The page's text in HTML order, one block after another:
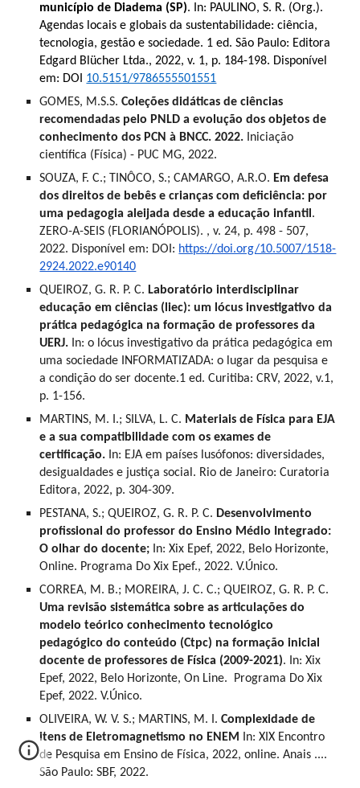
município de Diadema (SP). In: PAULINO, S. R. (Org.).
Agendas locais e globais da sustentabilidade: ciência,
tecnologia, gestão e sociedade. 1 ed. São Paulo: Editora
Edgard Blücher Ltda., 2022, v. 1, p. 184-198. Disponível
em: DOI 10.5151/9786555501551
GOMES, M.S.S. Coleções didáticas de ciências
recomendadas pelo PNLD a evolução dos objetos de
conhecimento dos PCN à BNCC. 2022. Iniciação
científica (Física) - PUC MG, 2022.
SOUZA, F. C.; TINÔCO, S.; CAMARGO, A.R.O. Em defesa
dos direitos de bebês e crianças com deficiência: por
uma pedagogia aleijada desde a educação infantil .
ZERO-A-SEIS (FLORIANÓPOLIS). , v. 24, p. 498 - 507,
2022. Disponível em: DOI: https://doi.org/10.5007/1518-
2924.2022.e90140
QUEIROZ, G. R. P. C. Laboratório interdisciplinar
educação em ciências (liec): um lócus investigativo da
prática pedagógica na formação de professores da
UERJ. In: o lócus investigativo da prática pedagógica em
uma sociedade INFORMATIZADA: o lugar da pesquisa e
a condição do ser docente.1 ed. Curitiba: CRV, 2022, v.1,
p. 1-156.
MARTINS, M. I.; SILVA, L. C. Materiais de Física para EJA
e a sua compatibilidade com os exames de
certificação. In: EJA em países lusófonos: diversidades,
desigualdades e justiça social. Rio de Janeiro: Curatoria
Editora, 2022, p. 304-309.
PESTANA, S.; QUEIROZ, G. R. P. C. Desenvolvimento
profissional do professor do Ensino Médio Integrado:
O olhar do docente; In: Xix Epef, 2022, Belo Horizonte,
Online. Programa Do Xix Epef., 2022. V.Único.
CORREA, M. B.; MOREIRA, J. C. C.; QUEIROZ, G. R. P. C.
Uma revisão sistemática sobre as articulações do
modelo teórico conhecimento tecnológico
pedagógico do conteúdo (Ctpc) na formação inicial
docente de professores de Física (2009-2021). In: Xix
Epef, 2022, Belo Horizonte, On Line. Programa Do Xix
Epef, 2022. V.Único.
OLIVEIRA, W. V. S.; MARTINS, M. I. Complexidade de
itens de Eletromagnetismo no ENEM
In: XIX Encontro
de Pesquisa em Ensino de Física, 2022, online. Anais ....
São Paulo: SBF, 2022.